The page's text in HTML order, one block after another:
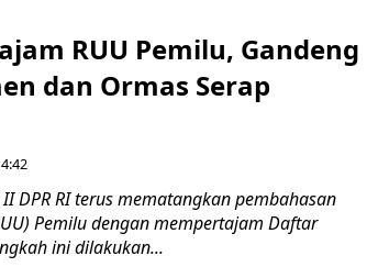
RUU Pemilu, Gandeng
dan Ormas Serap
II DPR RI terus mematangkan pembahasan
Pemilu dengan mempertajam Daftar
ini dilakukan...